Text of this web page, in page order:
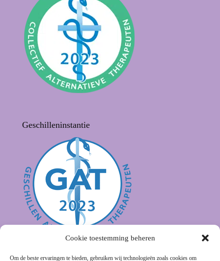
Cookie toestemming beheren
Om de beste ervaringen te bieden, gebruiken wij technologieën zoals cookies om
Geschilleninstantie